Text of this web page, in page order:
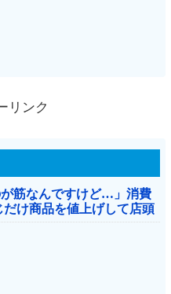
リンク
が筋なんですけど…」消費
け商品を値上げして店頭